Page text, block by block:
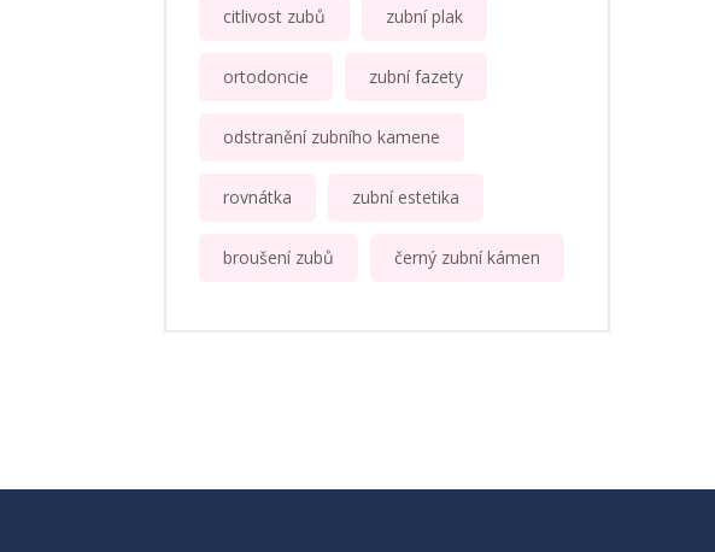
citlivost zubů zubní plak
ortodoncie zubní fazety
odstranění zubního kamene
rovnátka zubní estetika
broušení zubů černý zubní kámen